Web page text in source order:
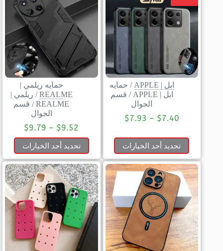
ابل | APPLE / حمايه
ابل | APPLE
/ قسم
الجوال
$7.40
–
$7.93
تحديد أحد الخيارات
حمايه ريلمي |
REALME
/ ريلمي |
REALME
/ قسم
الجوال
$9.52
–
$9.79
تحديد أحد الخيارات